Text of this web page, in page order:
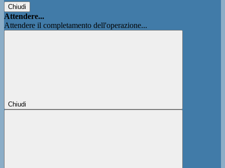
Chiudi
Attendere...
Attendere il completamento dell'operazione...
Chiudi